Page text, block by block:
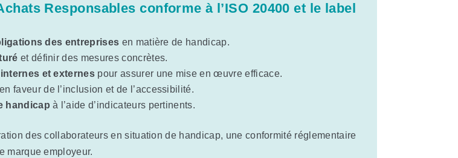
Responsables conforme à l’ISO 20400 et le label
des entreprises en matière de handicap.
et définir des mesures concrètes.
et externes pour assurer une mise en œuvre efficace.
en faveur de l’inclusion et de l’accessibilité.
handicap à l’aide d’indicateurs pertinents.
des collaborateurs en situation de handicap, une conformité réglementaire
marque employeur.